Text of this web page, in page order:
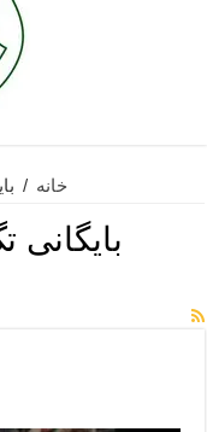
خانه /
بایگانی